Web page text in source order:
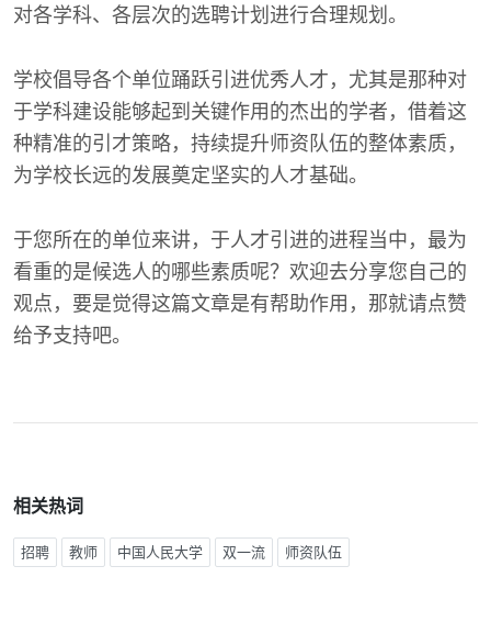
对各学科、各层次的选聘计划进行合理规划。
学校倡导各个单位踊跃引进优秀人才，尤其是那种对
于学科建设能够起到关键作用的杰出的学者，借着这
种精准的引才策略，持续提升师资队伍的整体素质，
为学校长远的发展奠定坚实的人才基础。
于您所在的单位来讲，于人才引进的进程当中，最为
看重的是候选人的哪些素质呢？欢迎去分享您自己的
观点，要是觉得这篇文章是有帮助作用，那就请点赞
给予支持吧。
相关热词
招聘 教师 中国人民大学 双一流 师资队伍